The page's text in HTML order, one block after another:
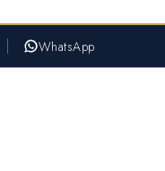
WhatsApp